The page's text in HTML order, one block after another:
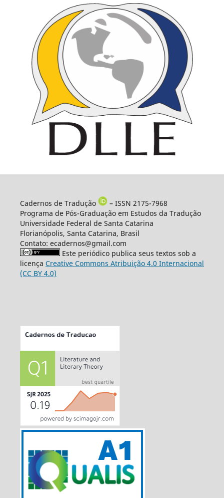
Cadernos de Tradução
– ISSN 2175-7968
Programa de Pós-Graduação em Estudos da Tradução
Universidade Federal de Santa Catarina
Florianópolis, Santa Catarina, Brasil
Contato: ecadernos@gmail.com
Este periódico publica seus textos sob a
licença Creative Commons Atribuição 4.0 Internacional
(CC BY 4.0)